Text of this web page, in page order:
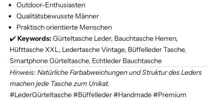
Outdoor-Enthusiasten
Qualitätsbewusste Männer
Praktisch orientierte Menschen
✔️Keywords:Gürteltasche Leder, Bauchtasche Herren,
Hüfttasche XXL, Ledertasche Vintage, Büffelleder Tasche,
Smartphone Gürteltasche, Echtleder Bauchtasche
Hinweis: Natürliche Farbabweichungen und Struktur des Leders
machen jede Tasche zum Unikat.
#LederGürteltasche #Büffelleder #Handmade #Premium